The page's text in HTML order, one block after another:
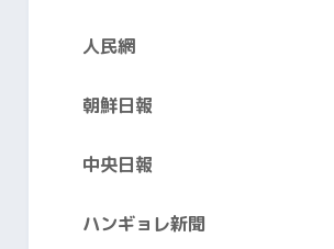
人民網
朝鮮日報
中央日報
ハンギョレ新聞